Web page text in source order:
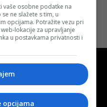
Marketing
vaše osobne podatke na
ne slažete s tim, u
opcijama. Potražite vezu pri
lokacije za upravljanje
u postavkama privatnosti i
opcijama